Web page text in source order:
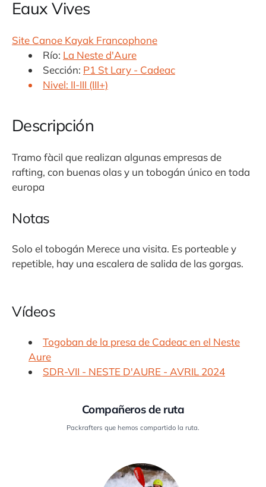
Eaux Vives
Site Canoe Kayak Francophone
Río: La Neste d'Aure
Sección: P1 St Lary - Cadeac
Nivel: II-III (III+)
Descripción
Tramo fàcil que realizan algunas empresas de
rafting, con buenas olas y un tobogán único en toda
europa
Notas
Solo el tobogán Merece una visita. Es porteable y
repetible, hay una escalera de salida de las gorgas.
Vídeos
Togoban de la presa de Cadeac en el Neste
Aure
SDR-VII - NESTE D'AURE - AVRIL 2024
Compañeros de ruta
Packrafters que hemos compartido la ruta.